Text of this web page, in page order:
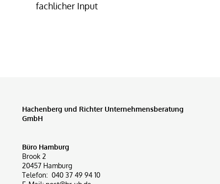
fachlicher Input
Hachenberg und Richter Unternehmensberatung
GmbH
Büro Hamburg
Brook 2
20457 Hamburg
Telefon: 040 37 49 94 10